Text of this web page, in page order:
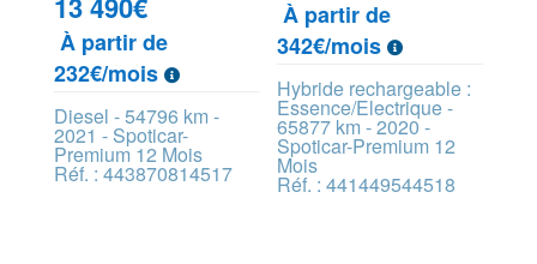
À partir de
232€/mois
Diesel - 54796 km -
2021 - Spoticar-
Premium 12 Mois
Réf. : 443870814517
À partir de
342€/mois
Hybride rechargeable :
Essence/Electrique -
65877 km - 2020 -
Spoticar-Premium 12
Mois
Réf. : 441449544518